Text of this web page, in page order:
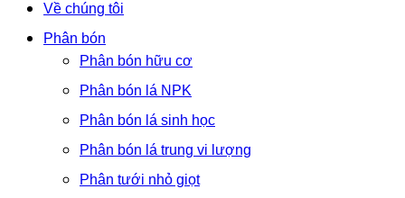
Về chúng tôi
Phân bón
Phân bón hữu cơ
Phân bón lá NPK
Phân bón lá sinh học
Phân bón lá trung vi lượng
Phân tưới nhỏ giọt